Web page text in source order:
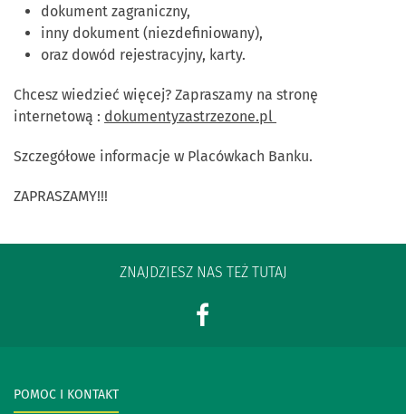
dokument zagraniczny,
inny dokument (niezdefiniowany),
oraz dowód rejestracyjny, karty.
Chcesz wiedzieć więcej? Zapraszamy na stronę
internetową : dokumentyzastrzezone.pl
Szczegółowe informacje w Placówkach Banku.
ZAPRASZAMY!!!
ZNAJDZIESZ NAS TEŻ TUTAJ
POMOC I KONTAKT